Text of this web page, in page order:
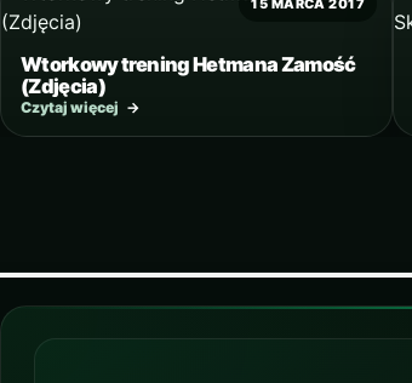
15 MARCA 2017
Wtorkowy trening Hetmana Zamość
(Zdjęcia)
Czytaj więcej →